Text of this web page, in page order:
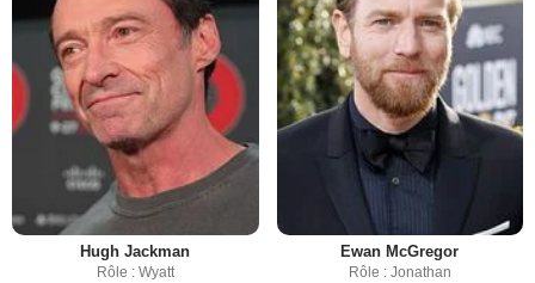
Hugh Jackman
Rôle : Wyatt
Ewan McGregor
Rôle : Jonathan